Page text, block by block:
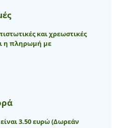
και χρεωστικές
η πληρωμή με
3.50 ευρώ(Δωρεάν